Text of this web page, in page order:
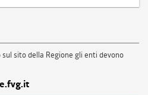
sito della Regione gli enti devono